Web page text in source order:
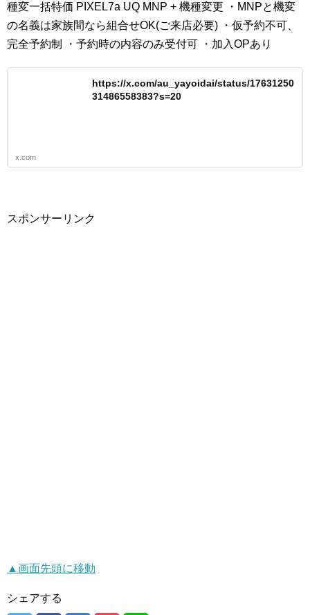
種変一括特価 PIXEL7a UQ MNP + 機種変更 ・MNPと機変
の名義は家族間なら組合せOK(ご来店必要) ・仮予約不可、
完全予約制 ・予約時の内容のみ受付可 ・加入OPあり
https://x.com/au_yayoidai/status/17631250
31486558383?s=20
x.com
スポンサーリンク
▲画面先頭に移動
シェアする